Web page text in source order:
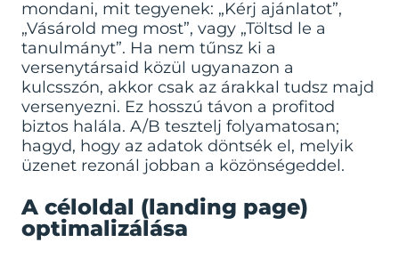
mondani, mit tegyenek: „Kérj ajánlatot”,
„Vásárold meg most”, vagy „Töltsd le a
tanulmányt”. Ha nem tűnsz ki a
versenytársaid közül ugyanazon a
kulcsszón, akkor csak az árakkal tudsz majd
versenyezni. Ez hosszú távon a profitod
biztos halála. A/B tesztelj folyamatosan;
hagyd, hogy az adatok döntsék el, melyik
üzenet rezonál jobban a közönségeddel.
A céloldal (landing page)
optimalizálása